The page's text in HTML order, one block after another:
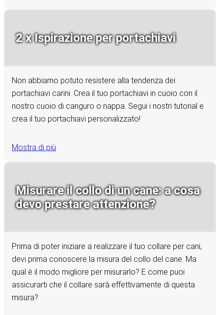
2 x Ispirazione per portachiavi
Non abbiamo potuto resistere alla tendenza dei
portachiavi carini. Crea il tuo portachiavi in cuoio con il
nostro cuoio di canguro o nappa. Segui i nostri tutorial e
crea il tuo portachiavi personalizzato!
Mostra di più
Misurare il collo di un cane: a cosa
devo prestare attenzione?
Prima di poter iniziare a realizzare il tuo collare per cani,
devi prima conoscere la misura del collo del cane. Ma
qual è il modo migliore per misurarlo? E come puoi
assicurarti che il collare sarà effettivamente di questa
misura?